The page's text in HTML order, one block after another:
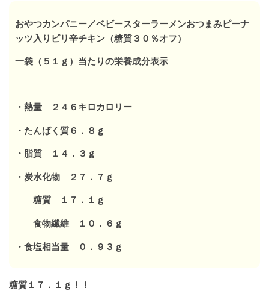
おやつカンパニー／ベビースターラーメンおつまみピーナ
ッツ入りピリ辛チキン（糖質３０％オフ）
一袋（５１ｇ）当たりの栄養成分表示
・熱量 ２４６キロカロリー
・たんぱく質６．８ｇ
・脂質 １４．３ｇ
・炭水化物 ２７．７ｇ
糖質 １７．１ｇ
食物繊維 １０．６ｇ
・食塩相当量 ０．９３ｇ
糖質１７．１ｇ！！